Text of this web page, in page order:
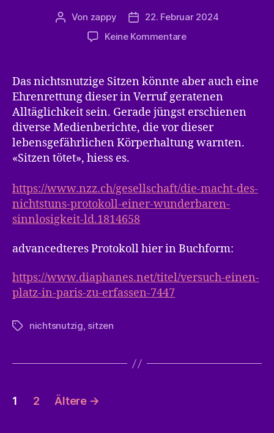
Beitragsautor
Von zappy Veröffentlichungsdatum
22. Februar 2024
Keine Kommentarezu
Das nichtsnutzige Sitzen könnte aber auch eine
Ehrenrettung dieser in Verruf geratenen
Alltäglichkeit sein. Gerade jüngst erschienen
diverse Medienberichte, die vor dieser
lebensgefährlichen Körperhaltung warnten.
«Sitzen tötet», hiess es.
https://www.nzz.ch/gesellschaft/die-macht-des-
nichtstuns-protokoll-einer-wunderbaren-
sinnlosigkeit-ld.1814658
advancedteres Protokoll hier in Buchform:
https://www.diaphanes.net/titel/versuch-einen-
platz-in-paris-zu-erfassen-7447
Schlagwörter
nichtsnutzig, sitzen
Seitennummerierung
1 2 Ältere →